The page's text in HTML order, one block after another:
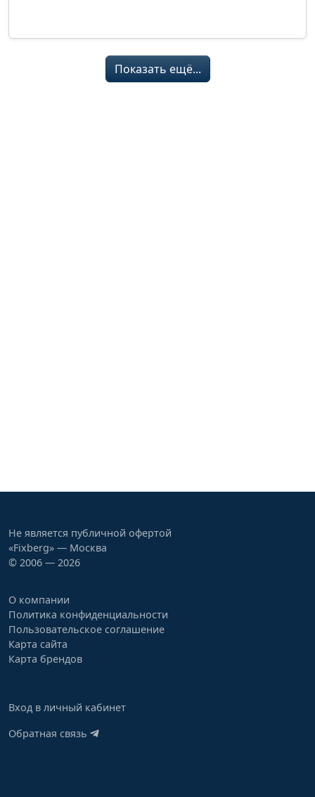
Показать ещё...
Не является публичной офертой
«Fixberg» — Москва
© 2006 — 2026
О компании
Политика конфиденциальности
Пользовательское соглашение
Карта сайта
Карта брендов
Вход в личный кабинет
Обратная связь